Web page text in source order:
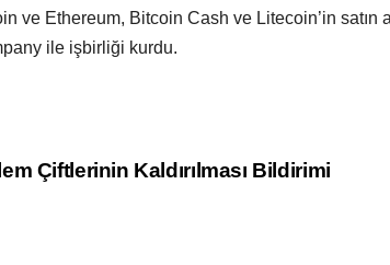
ve Ethereum, Bitcoin Cash ve Litecoin’in
ile işbirliği kurdu.
Çiftlerinin Kaldırılması Bildirimi